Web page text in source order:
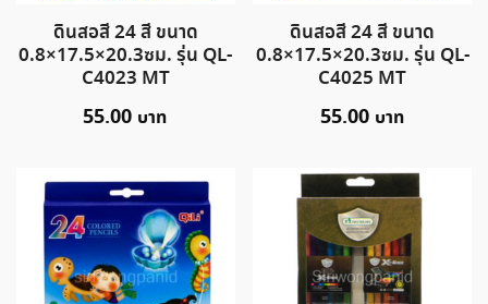
ดินสอสี 24 สี ขนาด
0.8×17.5×20.3ซม. รุ่น QL-
C4023 MT
55.00
ดินสอสี 24 สี ขนาด
0.8×17.5×20.3ซม. รุ่น QL-
C4025 MT
55.00